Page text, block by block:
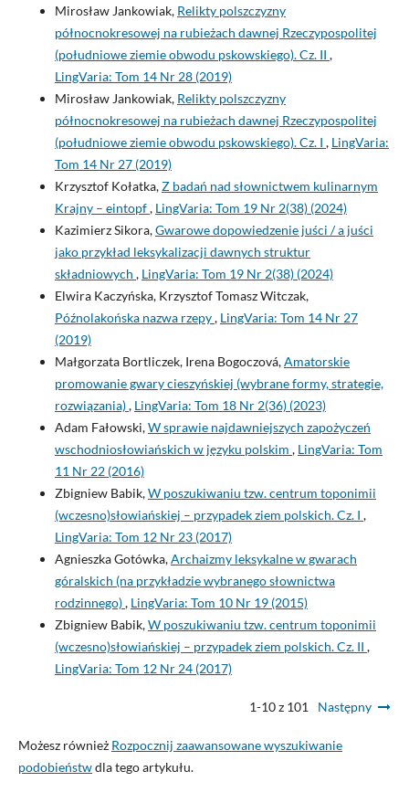
Mirosław Jankowiak, Relikty polszczyzny
północnokresowej na rubieżach dawnej Rzeczypospolitej
(południowe ziemie obwodu pskowskiego). Cz. II ,
LingVaria: Tom 14 Nr 28 (2019)
Mirosław Jankowiak, Relikty polszczyzny
północnokresowej na rubieżach dawnej Rzeczypospolitej
(południowe ziemie obwodu pskowskiego). Cz. I , LingVaria:
Tom 14 Nr 27 (2019)
Krzysztof Kołatka,Z badań nad słownictwem kulinarnym
Krajny – eintopf, LingVaria: Tom 19 Nr 2(38) (2024)
Kazimierz Sikora,Gwarowe dopowiedzenie juści / a juści
jako przykład leksykalizacji dawnych struktur
składniowych , LingVaria: Tom 19 Nr 2(38) (2024)
Elwira Kaczyńska, Krzysztof Tomasz Witczak,
Późnolakońska nazwa rzepy, LingVaria: Tom 14 Nr 27
(2019)
Małgorzata Bortliczek, Irena Bogoczová,Amatorskie
promowanie gwary cieszyńskiej (wybrane formy, strategie,
rozwiązania), LingVaria: Tom 18 Nr 2(36) (2023)
Adam Fałowski,W sprawie najdawniejszych zapożyczeń
wschodniosłowiańskich w języku polskim , LingVaria: Tom
11 Nr 22 (2016)
Zbigniew Babik,W poszukiwaniu tzw. centrum toponimii
(wczesno)słowiańskiej – przypadek ziem polskich. Cz. I ,
LingVaria: Tom 12 Nr 23 (2017)
Agnieszka Gotówka,Archaizmy leksykalne w gwarach
góralskich (na przykładzie wybranego słownictwa
rodzinnego), LingVaria: Tom 10 Nr 19 (2015)
Zbigniew Babik,W poszukiwaniu tzw. centrum toponimii
(wczesno)słowiańskiej – przypadek ziem polskich. Cz. II ,
LingVaria: Tom 12 Nr 24 (2017)
1-10 z 101 Następny
Możesz również Rozpocznij zaawansowane wyszukiwanie
podobieństwdla tego artykułu.